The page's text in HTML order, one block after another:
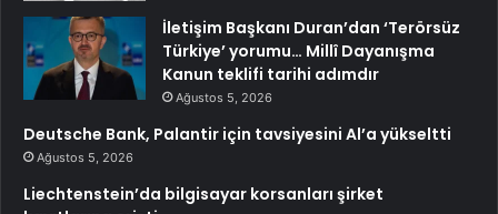
İletişim Başkanı Duran’dan ‘Terörsüz
Türkiye’ yorumu… Millî Dayanışma
Kanun teklifi tarihi adımdır
Ağustos 5, 2026
Deutsche Bank, Palantir için tavsiyesini Al’a yükseltti
Ağustos 5, 2026
Liechtenstein’da bilgisayar korsanları şirket